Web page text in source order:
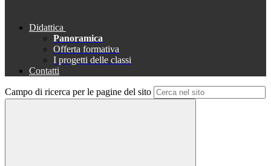
Didattica
Panoramica
Offerta formativa
I progetti delle classi
Contatti
Campo di ricerca per le pagine del sito